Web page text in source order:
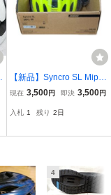
【新品】Syncro SL Mips
SAFETY YELLOW Mサイ
車 ロードバイク
現在 3,500円 即決 3,500円
入札 1 残り 2日
4